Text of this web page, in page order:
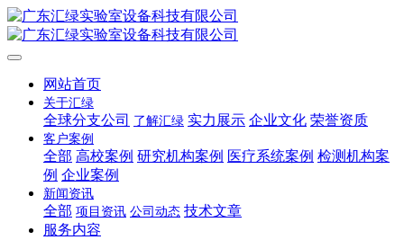
网站首页
关于汇绿
全球分支公司 了解汇绿 实力展示 企业文化 荣誉资质
客户案例
全部 高校案例 研究机构案例 医疗系统案例 检测机构案
例 企业案例
新闻资讯
全部 项目资讯 公司动态 技术文章
服务内容